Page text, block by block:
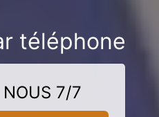
téléphone
NOUS 7/7